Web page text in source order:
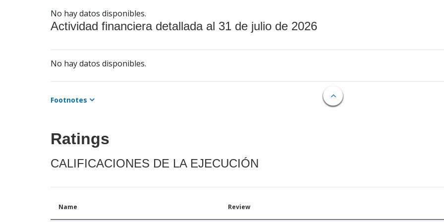
No hay datos disponibles.
Actividad financiera detallada al 31 de julio de 2026
No hay datos disponibles.
Footnotes
Ratings
CALIFICACIONES DE LA EJECUCIÓN
Name Review